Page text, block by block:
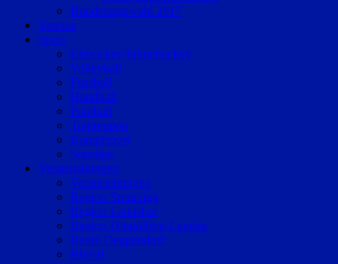
Bundestagswahl 2017
Vereine
Sport
Eishockey/Inlinehockey
Volleyball
Fussball
Handball
Football
Trabrennen
Kampfsport
Sonstige
Veranstaltungen
Veranstaltungen
Region Straubing
Region Landshut
Region Dingolfing-Landau
Raum Deggendorf
Bluval